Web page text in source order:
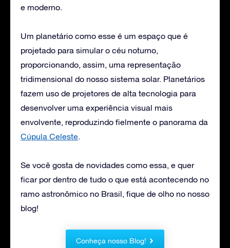
e moderno.
Um planetário como esse é um espaço que é
projetado para simular o céu noturno,
proporcionando, assim, uma representação
tridimensional do nosso sistema solar. Planetários
fazem uso de projetores de alta tecnologia para
desenvolver uma experiência visual mais
envolvente, reproduzindo fielmente o panorama da
Cúpula Celeste.
Se você gosta de novidades como essa, e quer
ficar por dentro de tudo o que está acontecendo no
ramo astronômico no Brasil, fique de olho no nosso
blog!
Conheça nosso Blog!